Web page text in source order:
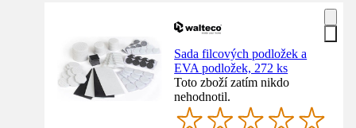
Sada filcových podložek a
EVA podložek, 272 ks
Toto zboží zatím nikdo
nehodnotil.